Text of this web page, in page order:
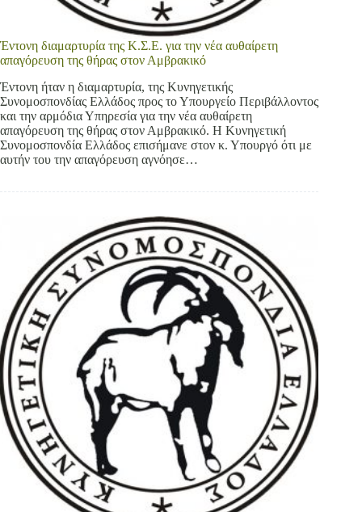
Έντονη διαμαρτυρία της Κ.Σ.Ε. για την νέα αυθαίρετη
απαγόρευση της θήρας στον Αμβρακικό
Έντονη ήταν η διαμαρτυρία, της Κυνηγετικής
Συνομοσπονδίας Ελλάδος προς το Υπουργείο Περιβάλλοντος
και την αρμόδια Υπηρεσία για την νέα αυθαίρετη
απαγόρευση της θήρας στον Αμβρακικό. Η Κυνηγετική
Συνομοσπονδία Ελλάδος επισήμανε στον κ. Υπουργό ότι με
αυτήν του την απαγόρευση αγνόησε…